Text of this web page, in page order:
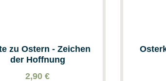
zu Ostern - Zeichen
der Hoffnung
2,90 €